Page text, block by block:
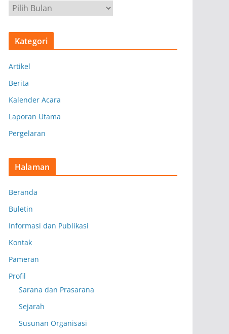
r
s
Kategori
Artikel
Berita
Kalender Acara
Laporan Utama
Pergelaran
Halaman
Beranda
Buletin
Informasi dan Publikasi
Kontak
Pameran
Profil
Sarana dan Prasarana
Sejarah
Susunan Organisasi